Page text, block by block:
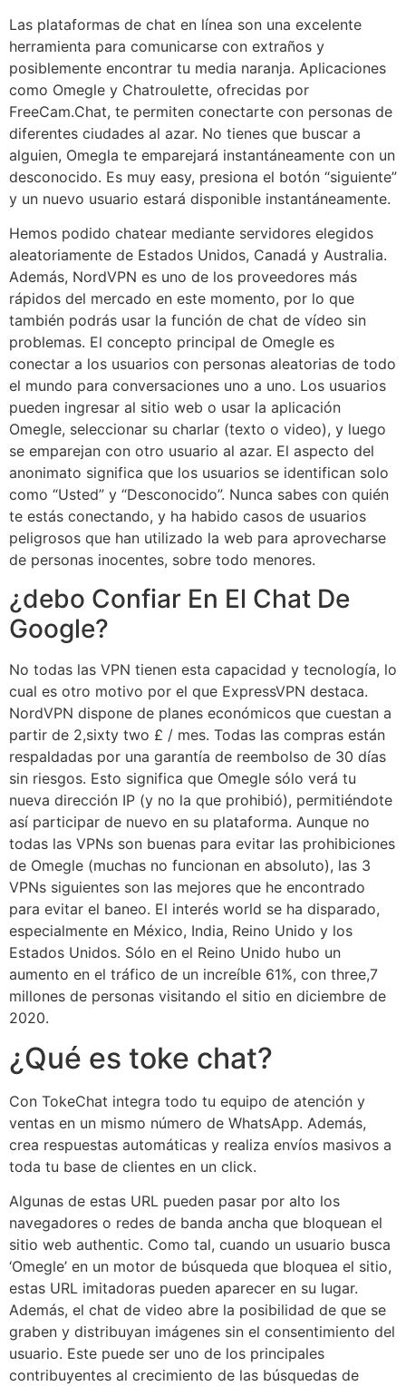
Las plataformas de chat en línea son una excelente
herramienta para comunicarse con extraños y
posiblemente encontrar tu media naranja. Aplicaciones
como Omegle y Chatroulette, ofrecidas por
FreeCam.Chat, te permiten conectarte con personas de
diferentes ciudades al azar. No tienes que buscar a
alguien, Omegla te emparejará instantáneamente con un
desconocido. Es muy easy, presiona el botón “siguiente”
y un nuevo usuario estará disponible instantáneamente.
Hemos podido chatear mediante servidores elegidos
aleatoriamente de Estados Unidos, Canadá y Australia.
Además, NordVPN es uno de los proveedores más
rápidos del mercado en este momento, por lo que
también podrás usar la función de chat de vídeo sin
problemas. El concepto principal de Omegle es
conectar a los usuarios con personas aleatorias de todo
el mundo para conversaciones uno a uno. Los usuarios
pueden ingresar al sitio web o usar la aplicación
Omegle, seleccionar su charlar (texto o video), y luego
se emparejan con otro usuario al azar. El aspecto del
anonimato significa que los usuarios se identifican solo
como “Usted” y “Desconocido”. Nunca sabes con quién
te estás conectando, y ha habido casos de usuarios
peligrosos que han utilizado la web para aprovecharse
de personas inocentes, sobre todo menores.
¿debo Confiar En El Chat De
Google?
No todas las VPN tienen esta capacidad y tecnología, lo
cual es otro motivo por el que ExpressVPN destaca.
NordVPN dispone de planes económicos que cuestan a
partir de 2,sixty two £ / mes. Todas las compras están
respaldadas por una garantía de reembolso de 30 días
sin riesgos. Esto significa que Omegle sólo verá tu
nueva dirección IP (y no la que prohibió), permitiéndote
así participar de nuevo en su plataforma. Aunque no
todas las VPNs son buenas para evitar las prohibiciones
de Omegle (muchas no funcionan en absoluto), las 3
VPNs siguientes son las mejores que he encontrado
para evitar el baneo. El interés world se ha disparado,
especialmente en México, India, Reino Unido y los
Estados Unidos. Sólo en el Reino Unido hubo un
aumento en el tráfico de un increíble 61%, con three,7
millones de personas visitando el sitio en diciembre de
2020.
¿Qué es toke chat?
Con TokeChat integra todo tu equipo de atención y
ventas en un mismo número de WhatsApp. Además,
crea respuestas automáticas y realiza envíos masivos a
toda tu base de clientes en un click.
Algunas de estas URL pueden pasar por alto los
navegadores o redes de banda ancha que bloquean el
sitio web authentic. Como tal, cuando un usuario busca
‘Omegle’ en un motor de búsqueda que bloquea el sitio,
estas URL imitadoras pueden aparecer en su lugar.
Además, el chat de video abre la posibilidad de que se
graben y distribuyan imágenes sin el consentimiento del
usuario. Este puede ser uno de los principales
contribuyentes al crecimiento de las búsquedas de